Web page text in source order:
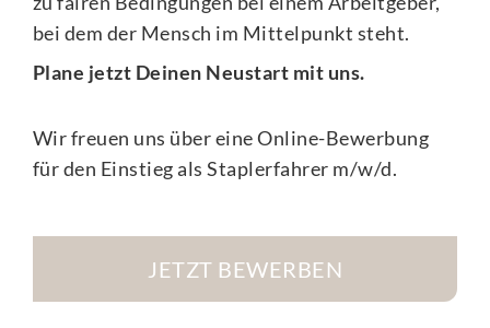
bei dem der Mensch im Mittelpunkt steht.
Plane jetzt Deinen Neustart mit uns.
Wir freuen uns über eine Online-Bewerbung
für den Einstieg als Staplerfahrer m/w/d.
JETZT BEWERBEN